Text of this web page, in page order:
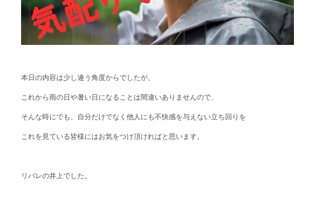
本日の内容は少し違う角度からでしたが、
これから雨の日や暑い日になることは間違いありませんので、
そんな時にでも、自分だけでなく他人にも不快感を与えない立ち回りを
これを見ている皆様にはお気をつけ頂ければと思います。
リバレの井上でした。